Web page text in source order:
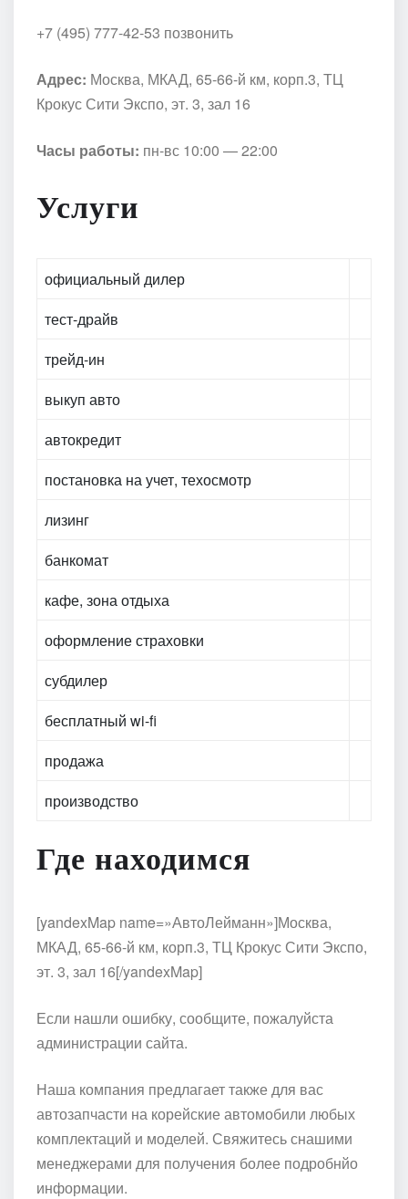
+7 (495) 777-42-53 позвонить
Адрес: Москва, МКАД, 65-66-й км, корп.3, ТЦ
Крокус Сити Экспо, эт. 3, зал 16
Часы работы: пн-вс 10:00 — 22:00
Услуги
официальный дилер
тест-драйв
трейд-ин
выкуп авто
автокредит
постановка на учет, техосмотр
лизинг
банкомат
кафе, зона отдыха
оформление страховки
субдилер
бесплатный wi-fi
продажа
производство
Где находимся
[yandexMap name=»АвтоЛейманн»]Москва,
МКАД, 65-66-й км, корп.3, ТЦ Крокус Сити Экспо,
эт. 3, зал 16[/yandexMap]
Если нашли ошибку, сообщите, пожалуйста
администрации сайта.
Наша компания предлагает также для вас
автозапчасти на корейские автомобили любых
комплектаций и моделей. Свяжитесь снашими
менеджерами для получения более подробнйо
информации.